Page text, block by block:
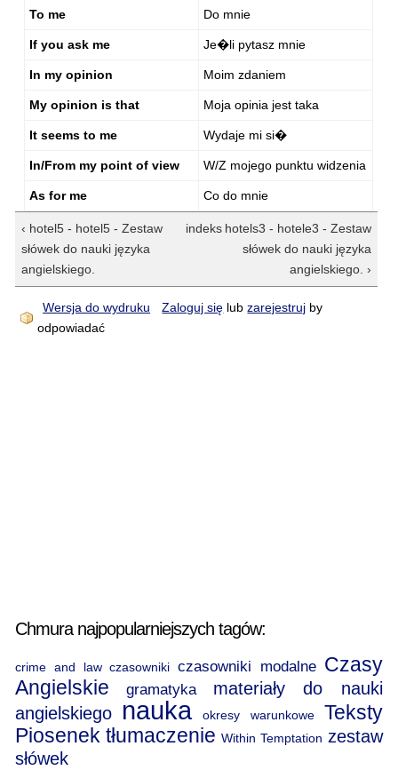
To me Do mnie
If you ask me Je�li pytasz mnie
In my opinion Moim zdaniem
My opinion is that Moja opinia jest taka
It seems to me Wydaje mi si�
In/From my point of view W/Z mojego punktu widzenia
As for me Co do mnie
‹ hotel5 - hotel5 - Zestaw
słówek do nauki języka
angielskiego.
indeks hotels3 - hotele3 - Zestaw
słówek do nauki języka
angielskiego. ›
Wersja do wydruku Zaloguj się lubzarejestruj by
odpowiadać
Chmura najpopularniejszych tagów:
crime and law czasowniki czasowniki modalne Czasy
Angielskie
gramatyka
materiały do nauki
angielskiego
nauka okresy warunkowe
Teksty
Piosenek tłumaczenie Within Temptation zestaw
słówek